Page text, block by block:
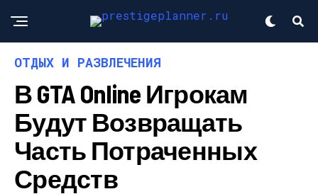
ОТДЫХ И РАЗВЛЕЧЕНИЯ
В GTA Online Игрокам
Будут Возвращать
Часть Потраченных
Средств